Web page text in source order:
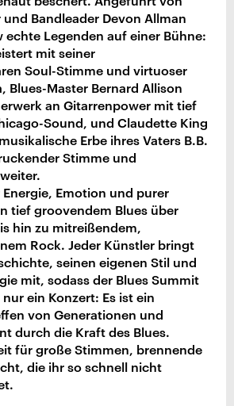
Bandleader Devon Allman
echte Legenden auf einer Bühne:
mit seiner
Soul-Stimme und virtuoser
Blues-Master Bernard Allison
an Gitarrenpower mit tief
Sound, und Claudette King
Erbe ihres Vaters B.B.
Stimme und
Emotion und purer
tief groovendem Blues über
hin zu mitreißendem,
Rock. Jeder Künstler bringt
seinen eigenen Stil und
mit, sodass der Blues Summit
ein Konzert: Es ist ein
von Generationen und
durch die Kraft des Blues.
für große Stimmen, brennende
die ihr so schnell nicht